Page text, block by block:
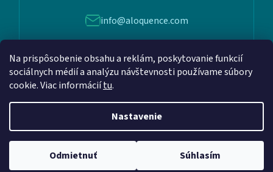
Na prispôsobenie obsahu a reklám, poskytovanie funkcií
sociálnych médií a analýzu návštevnosti používame súbory
cookie. Viac informáciítu.
Nastavenie
Odmietnuť Súhlasím
info@aloquence.com
Martina Benku 6, 952 01, Vráble
Vytvoril Shoptet a
Adatelier
Copyright 2026Aloquence
. Všetky práva vyhradené.